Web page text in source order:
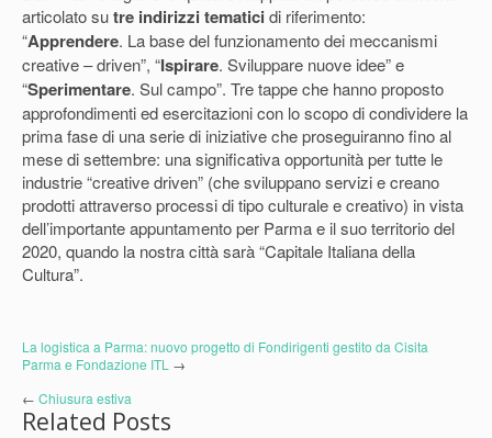
articolato sutre indirizzi tematici di riferimento:
“Apprendere. La base del funzionamento dei meccanismi
creative – driven”, “Ispirare. Sviluppare nuove idee” e
“Sperimentare. Sul campo”. Tre tappe che hanno proposto
approfondimenti ed esercitazioni con lo scopo di condividere la
prima fase di una serie di iniziative che proseguiranno fino al
mese di settembre: una significativa opportunità per tutte le
industrie “creative driven” (che sviluppano servizi e creano
prodotti attraverso processi di tipo culturale e creativo) in vista
dell’importante appuntamento per Parma e il suo territorio del
2020, quando la nostra città sarà “Capitale Italiana della
Cultura”.
La logistica a Parma: nuovo progetto di Fondirigenti gestito da Cisita
Parma e Fondazione ITL →
← Chiusura estiva
Related Posts